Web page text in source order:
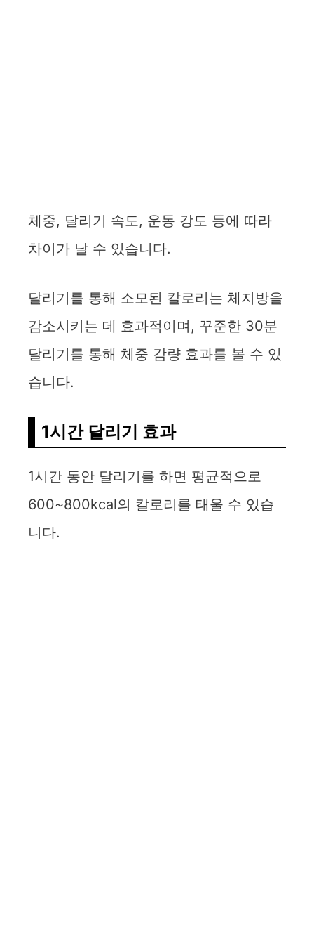
체중, 달리기 속도, 운동 강도 등에 따라
차이가 날 수 있습니다.
달리기를 통해 소모된 칼로리는 체지방을
감소시키는 데 효과적이며, 꾸준한 30분
달리기를 통해 체중 감량 효과를 볼 수 있
습니다.
1시간 달리기 효과
1시간 동안 달리기를 하면 평균적으로
600~800kcal의 칼로리를 태울 수 있습
니다.